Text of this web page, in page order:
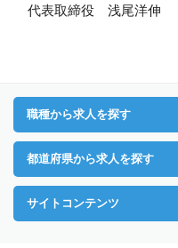
代表取締役 浅尾洋伸
職種から求人を探す
都道府県から求人を探す
サイトコンテンツ